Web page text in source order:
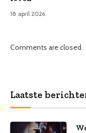
18 april 2026
Comments are closed.
Laatste